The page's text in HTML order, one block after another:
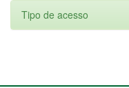
Tipo de acesso